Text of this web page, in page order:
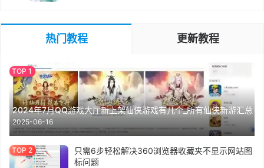
热门教程 更新教程
2024年7月QQ游戏大厅新上架仙侠游戏有几个_所有仙侠新游汇总
2025-06-16
只需6步轻松解决360浏览器收藏夹不显示网站图
标问题